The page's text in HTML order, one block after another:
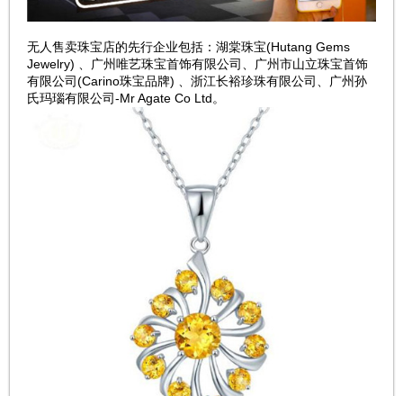
无人售卖珠宝店的先行企业包括：湖棠珠宝(Hutang Gems
Jewelry) 、广州唯艺珠宝首饰有限公司、广州市山立珠宝首饰
有限公司(Carino珠宝品牌) 、浙江长裕珍珠有限公司、广州孙
氏玛瑙有限公司-Mr Agate Co Ltd。